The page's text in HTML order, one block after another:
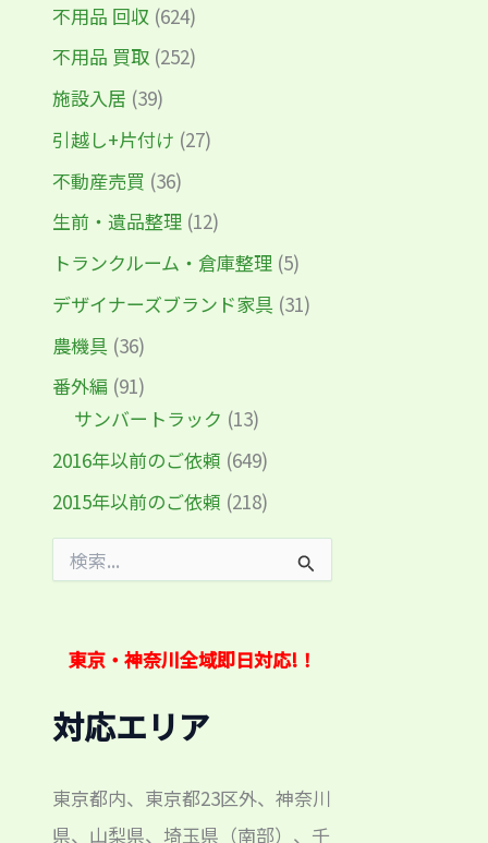
不用品 回収 (624)
不用品 買取 (252)
施設入居 (39)
引越し+片付け (27)
不動産売買 (36)
生前・遺品整理 (12)
トランクルーム・倉庫整理 (5)
デザイナーズブランド家具 (31)
農機具 (36)
番外編 (91)
サンバートラック (13)
2016年以前のご依頼 (649)
2015年以前のご依頼 (218)
索
東京・神奈川全域即日対応!！
対応エリア
東京都内、東京都23区外、神奈川
県、山梨県、埼玉県（南部）、千